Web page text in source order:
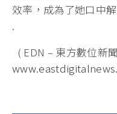
效率，成為了她口中
.
( EDN – 東方數位新